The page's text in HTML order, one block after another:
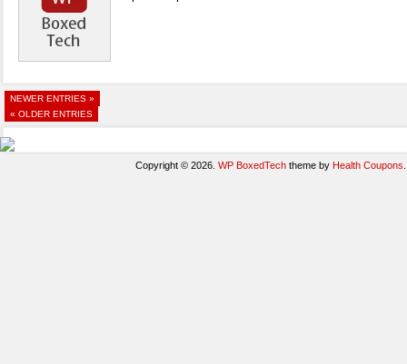
NEWER ENTRIES »
« OLDER ENTRIES
Copyright © 2026.WP BoxedTech theme by Health Coupons